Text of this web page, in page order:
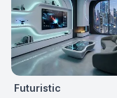
Futuristic